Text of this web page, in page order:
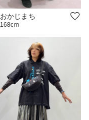
おかじまち
168cm